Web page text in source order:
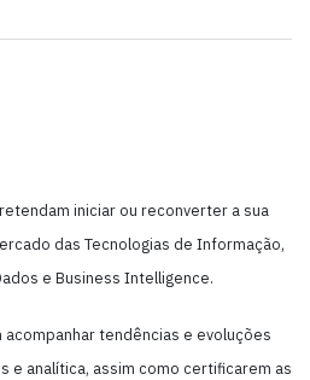
iniciar ou reconverter a sua
das Tecnologias de Informação,
e Business Intelligence.
tendências e evoluções
e analítica, assim como certificarem as